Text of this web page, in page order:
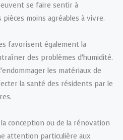
se faire sentir à
moins agréables à vivre.
favorisent également la
des problèmes d’humidité.
les matériaux de
la santé des résidents par le
conception ou de la rénovation
attention particulière aux